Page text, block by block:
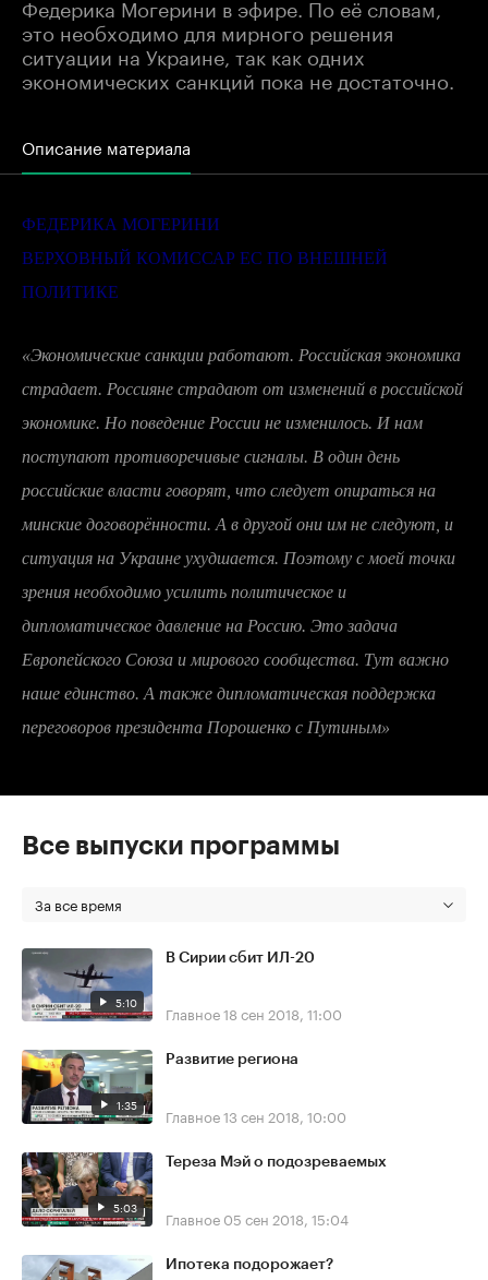
это необходимо для мирного решения
ситуации на Украине, так как одних
экономических санкций пока не достаточно.
Описание материала
ФЕДЕРИКА МОГЕРИНИ
ВЕРХОВНЫЙ КОМИССАР ЕС ПО ВНЕШНЕЙ
ПОЛИТИКЕ
«Экономические санкции работают. Российская экономика
страдает. Россияне страдают от изменений в российской
экономике. Но поведение России не изменилось. И нам
поступают противоречивые сигналы. В один день
российские власти говорят, что следует опираться на
минские договорённости. А в другой они им не следуют, и
ситуация на Украине ухудшается. Поэтому с моей точки
зрения необходимо усилить политическое и
дипломатическое давление на Россию. Это задача
Европейского Союза и мирового сообщества. Тут важно
наше единство. А также дипломатическая поддержка
переговоров президента Порошенко с Путиным»
Все выпуски программы
За все время
5:10
В Сирии сбит ИЛ-20
Главное18 сен 2018, 11:00
1:35
Развитие региона
Главное13 сен 2018, 10:00
5:03
Тереза Мэй о подозреваемых
Главное 05 сен 2018, 15:04
Ипотека подорожает?